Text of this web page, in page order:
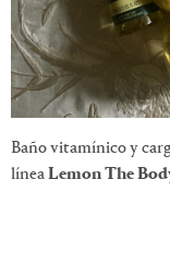
Baño vitamínico y
líneaLemon The